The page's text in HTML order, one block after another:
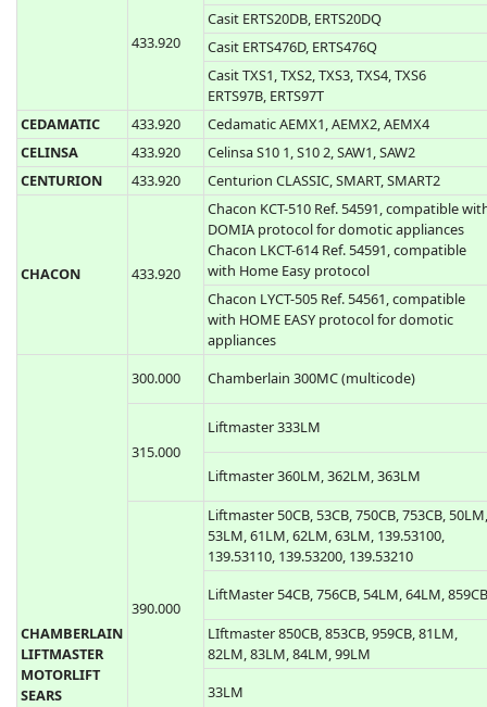
Casit ERTS92B, ERTS92T
Casit ERTS20DB, ERTS20DQ
Casit ERTS476D, ERTS476Q
Casit TXS1, TXS2, TXS3, TXS4, TXS6
ERTS97B, ERTS97T
CEDAMATIC
433.920
Cedamatic AEMX1, AEMX2, AEMX4
CELINSA
433.920
Celinsa S10 1, S10 2, SAW1, SAW2
Centurion CLASSIC, SMART, SMART2
Chacon KCT-510 Ref. 54591, compatible
DOMIA protocol for domotic appliances
Chacon LKCT-614 Ref. 54591, compatible
with Home Easy protocol
Chacon LYCT-505 Ref. 54561, compatible
with HOME EASY protocol for domotic
appliances
CHAMBERLAIN
Chamberlain 300MC (multicode)
315.000
Liftmaster 333LM
Liftmaster 360LM, 362LM, 363LM
Liftmaster 50CB, 53CB, 750CB, 753CB, 50LM,
53LM, 61LM, 62LM, 63LM, 139.53100,
139.53110, 139.53200, 139.53210
LiftMaster 54CB, 756CB, 54LM, 64LM, 859CB
LIftmaster 850CB, 853CB, 959CB, 81LM,